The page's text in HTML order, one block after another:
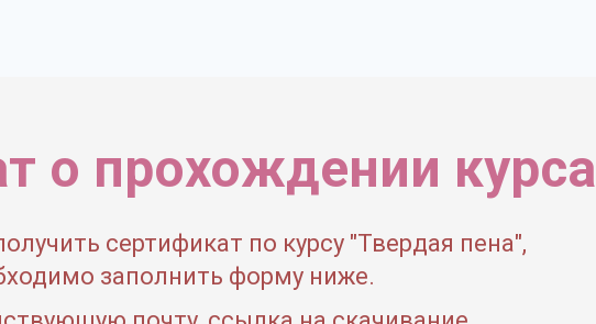
о прохождении курса
сертификат по курсу "Твердая пена",
заполнить форму ниже.